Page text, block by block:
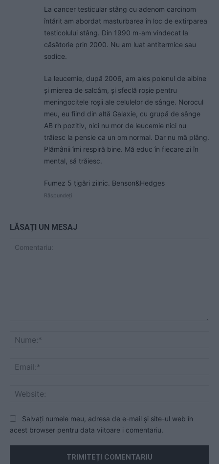
La cancer testicular stâng cu adenom carcinom
întărit am abordat masturbarea în loc de extirparea
testicolului stâng. Din 1990 m-am vindecat la
căsătorie prin 2000. Nu am luat antitermice sau
sodice.
La leucemie, după 2006, am ales polenul de albine
și mierea de salcâm, și sfeclă roșie pentru
meningocitele roșii ale celulelor de sânge. Norocul
meu, eu fiind din altă Galaxie, cu grupă de sânge
AB rh pozitiv, nici nu mor de leucemie nici nu
trăiesc la pensie ca un om normal. Dar nu mă plâng.
Plămânii îmi respiră bine. Mă educ în fiecare zi în
mental, să trăiesc.
Fumez 5 țigări zilnic. Benson&Hedges
Răspundeți
LĂSAȚI UN MESAJ
Salvați numele meu, adresa de e-mail și site-ul web în
acest browser pentru data viitoare i comentariu.